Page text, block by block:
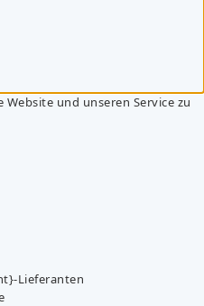
und unseren Service zu
Lieferanten